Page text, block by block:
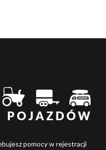
pomocy w rejestracji